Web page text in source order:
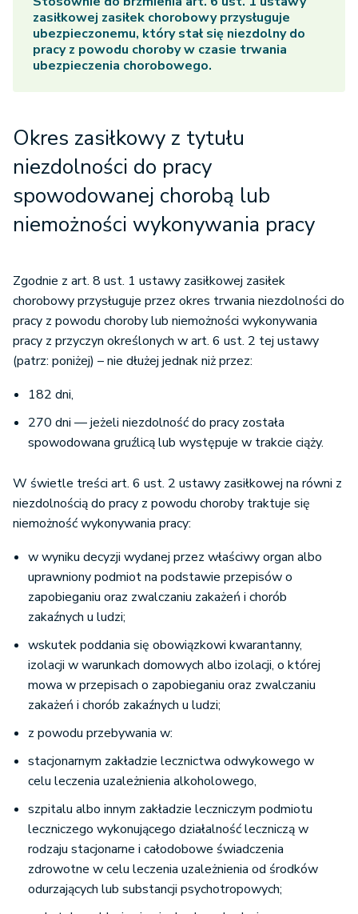
zasiłkowej zasiłek chorobowy przysługuje
ubezpieczonemu, który stał się niezdolny do
pracy z powodu choroby w czasie trwania
ubezpieczenia chorobowego.
Okres zasiłkowy z tytułu
niezdolności do pracy
spowodowanej chorobą lub
niemożności wykonywania pracy
Zgodnie z art. 8 ust. 1 ustawy zasiłkowej zasiłek
chorobowy przysługuje przez okres trwania niezdolności do
pracy z powodu choroby lub niemożności wykonywania
pracy z przyczyn określonych w art. 6 ust. 2 tej ustawy
(patrz: poniżej) – nie dłużej jednak niż przez:
182 dni,
270 dni — jeżeli niezdolność do pracy została
spowodowana gruźlicą lub występuje w trakcie ciąży.
W świetle treści art. 6 ust. 2 ustawy zasiłkowej na równi z
niezdolnością do pracy z powodu choroby traktuje się
niemożność wykonywania pracy:
w wyniku decyzji wydanej przez właściwy organ albo
uprawniony podmiot na podstawie przepisów o
zapobieganiu oraz zwalczaniu zakażeń i chorób
zakaźnych u ludzi;
wskutek poddania się obowiązkowi kwarantanny,
izolacji w warunkach domowych albo izolacji, o której
mowa w przepisach o zapobieganiu oraz zwalczaniu
zakażeń i chorób zakaźnych u ludzi;
z powodu przebywania w:
stacjonarnym zakładzie lecznictwa odwykowego w
celu leczenia uzależnienia alkoholowego,
szpitalu albo innym zakładzie leczniczym podmiotu
leczniczego wykonującego działalność leczniczą w
rodzaju stacjonarne i całodobowe świadczenia
zdrowotne w celu leczenia uzależnienia od środków
odurzających lub substancji psychotropowych;